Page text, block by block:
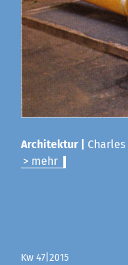
Architektur |
> mehr
Kw 47|2015